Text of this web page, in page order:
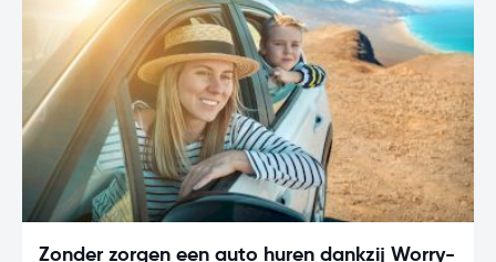
Zonder zorgen een auto huren dankzij Worry-